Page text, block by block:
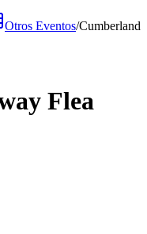
Otros Eventos/Cumberland
Flea